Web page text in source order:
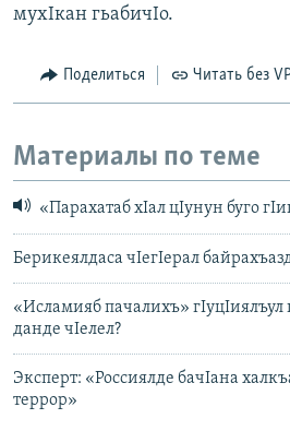
мухIкан гьабичIо.
Поделиться Читать без
Материалы по теме
«Парахатаб хIал цIунун буго
Берикеялдаса чIегIерал
«Исламияб пачалихъ» гIуцIиялъул
данде чIелел?
Эксперт: «Россиялде бачIана
террор»